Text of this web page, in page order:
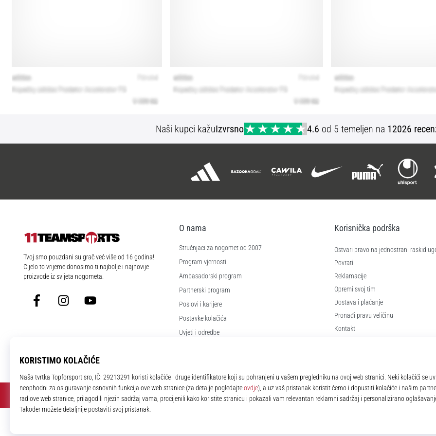
Naši kupci kažuIzvrsno 4.6 od 5 temeljen na 12026
11teamsports.hr
Tvoj smo pouzdani suigrač već više od 16 godina!
Cijelo to vrijeme donosimo ti najbolje i najnovije
proizvode iz svijeta nogometa.
FacebookInstagramYouTube
O nama
Stručnjaci za nogomet od 2007
Program vjernosti
Ambasadorski program
Partnerski program
Poslovi i karijere
Postavke kolačića
Uvjeti i odredbe
Korisnička podrška
Ostvari pravo na jednostrani raskid
Povrati
Reklamacije
Opremi svoj tim
Dostava i plaćanje
Pronađi pravu veličinu
Kontakt
© 2010 – 2026 11teamsports.hr